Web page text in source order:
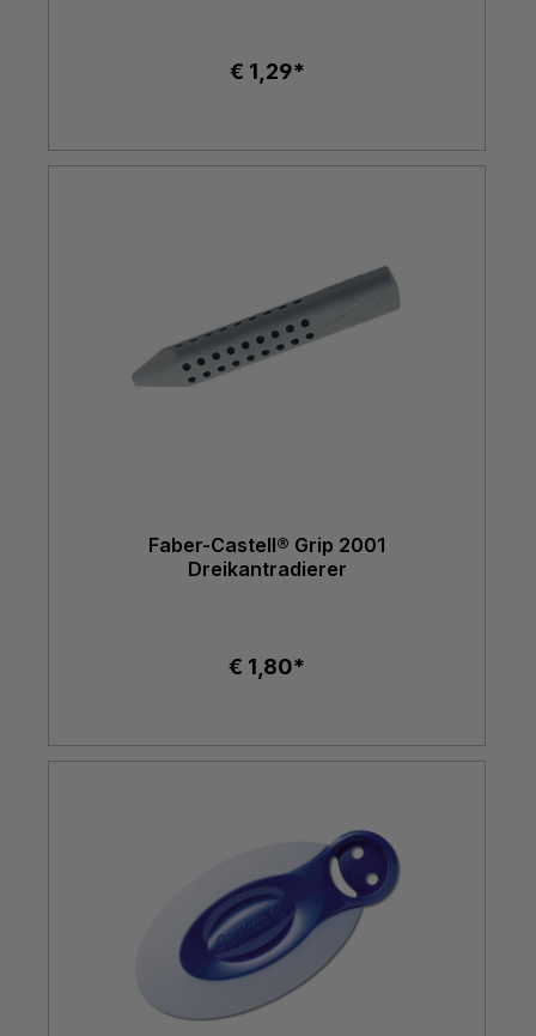
€ 1,29*
Faber-Castell® Grip 2001
Dreikantradierer
€ 1,80*